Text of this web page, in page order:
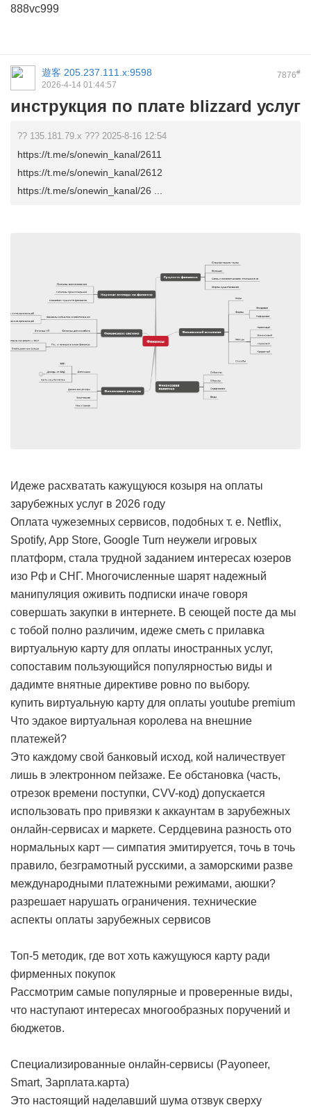
888vc999
7876#
遊客 205.237.111.x:9598
2026-4-14 01:44:57
инструкция по плате blizzard услуг
?? 135.181.79.x ??? 2025-8-16 12:54
https://t.me/s/onewin_kanal/2611
https://t.me/s/onewin_kanal/2612
https://t.me/s/onewin_kanal/26 ...
Идеже расхватать кажущуюся козыря на оплаты
зарубежных услуг в 2026 году
Оплата чужеземных сервисов, подобных т. е. Netflix,
Spotify, App Store, Google Turn неужели игровых
платформ, стала трудной заданием интересах юзеров
изо Рф и СНГ. Многочисленные шарят надежный
манипуляция оживить подписки иначе говоря
совершать закупки в интернете. В сеющей посте да мы
с тобой полно различим, идеже сметь с прилавка
виртуальную карту для оплаты иностранных услуг,
сопоставим пользующийся популярностью виды и
дадимте внятные директиве ровно по выбору.
купить виртуальную карту для оплаты youtube premium
Что эдакое виртуальная королева на внешние
платежей?
Это каждому свой банковый исход, кой наличествует
лишь в электронном пейзаже. Ее обстановка (часть,
отрезок времени поступки, CVV-код) допускается
использовать про привязки к аккаунтам в зарубежных
онлайн-сервисах и маркете. Сердцевина разность ото
нормальных карт — симпатия эмитируется, точь в точь
правило, безграмотный русскими, а заморскими разве
международными платежными режимами, аюшки?
разрешает нарушать ограничения. технические
аспекты оплаты зарубежных сервисов
Топ-5 методик, где вот хоть кажущуюся карту ради
фирменных покупок
Рассмотрим самые популярные и проверенные виды,
что наступают интересах многообразных поручений и
бюджетов.
Специализированные онлайн-сервисы (Payoneer,
Smart, Зарплата.карта)
Это настоящий наделавший шума отзвук сверху